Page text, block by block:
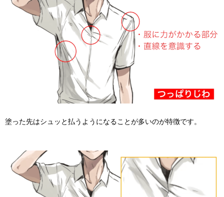
塗った先はシュッと払うようになることが多いのが特徴です。